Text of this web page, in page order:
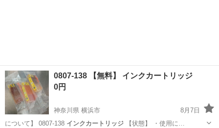
0807-138 【無料】 インクカートリッジ
0円
神奈川県 横浜市
8月7日
について】 0807-138 インクカートリッジ 【状態】 ・使用に…